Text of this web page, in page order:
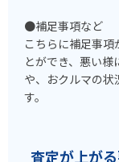
●補足事項など
こちらに補足事
とができ、悪い
や、おクルマの状
す。
査定が上が